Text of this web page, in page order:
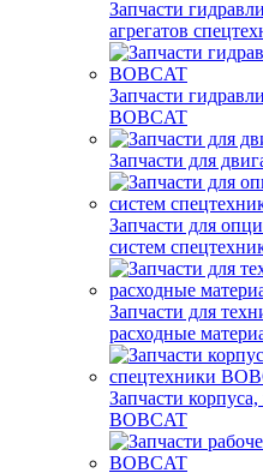
Запчасти
агрегатов
Запчасти
BOBCAT
Запчасти для
Запчасти для
систем
Запчасти для
расходные
Запчасти
BOBCAT